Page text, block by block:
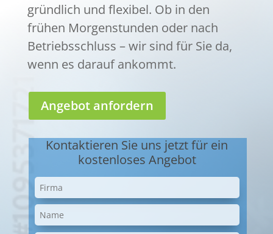
gründlich und flexibel. Ob in den
frühen Morgenstunden oder nach
Betriebsschluss – wir sind für Sie da,
wenn es darauf ankommt.
Angebot anfordern
Kontaktieren Sie uns jetzt für ein
kostenloses Angebot